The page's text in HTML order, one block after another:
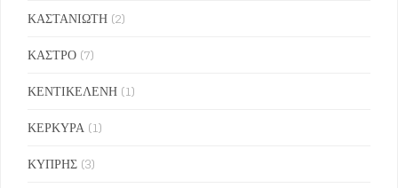
ΚΑΣΤΑΝΙΩΤΗ (2)
ΚΑΣΤΡΟ (7)
ΚΕΝΤΙΚΕΛΕΝΗ (1)
ΚΕΡΚΥΡΑ (1)
ΚΥΠΡΗΣ (3)